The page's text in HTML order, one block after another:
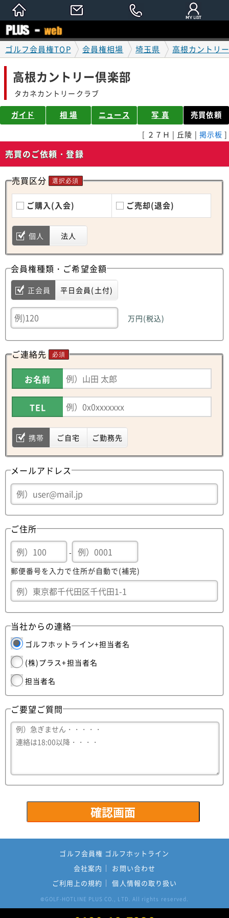
ゴルフ会員権TOP 会員権相場 埼玉県 高根カントリ
高根カントリー倶楽部
タカネカントリークラブ
ガイド 相 場 ニュース 写 真 売買依頼
[ ２７Ｈ | 丘陵 | 掲示板 ]
売買のご依頼・登録
売買区分 選択必須
ご購入(入会) ご売却(退会)
個人 法人
会員権種類・ご希望金額
正会員 平日会員(土付)
万円(税込)
ご連絡先 必須
お名前
TEL
携帯 ご自宅 ご勤務先
メールアドレス
ご住所
-
郵便番号を入力で住所が自動で(補完)
当社からの連絡
ゴルフホットライン+担当者名
(株)プラス+担当者名
担当者名
ご要望ご質問
ゴルフ会員権 ゴルフホットライン
会社案内
お問い合わせ
ご利用上の規約
個人情報の取り扱い
© GOLF-HOTLINE PLUS CO., LTD. All rights reserved.